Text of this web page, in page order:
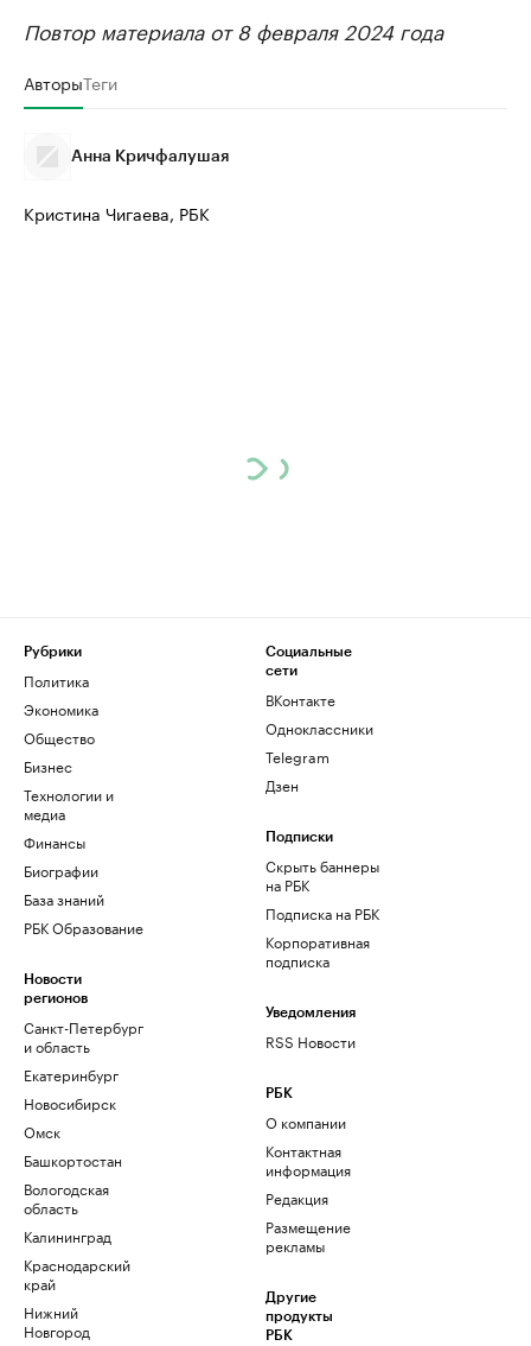
продавцы медийной продукции
Повтор материала от 8 февраля 2024 года
АвторыТеги
Анна Кричфалушая
Кристина Чигаева, РБК
Рубрики
Политика
Экономика
Общество
Бизнес
Технологии и
медиа
Финансы
Биографии
База знаний
РБК Образование
Новости
регионов
Санкт-Петербург
и область
Екатеринбург
Новосибирск
Омск
Башкортостан
Вологодская
область
Калининград
Краснодарский
край
Нижний
Новгород
Социальные
сети
ВКонтакте
Одноклассники
Telegram
Дзен
Подписки
Скрыть баннеры
на РБК
Подписка на РБК
Корпоративная
подписка
Уведомления
RSS Новости
РБК
О компании
Контактная
информация
Редакция
Размещение
рекламы
Другие
продукты
РБК